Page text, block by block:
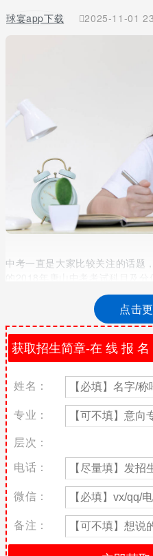
球宴app下载 2025-11-01
中考一直是大家比较关注的话题
2018年唐山中考总分
考试科目为6科，包括语文、数
学两门学科)、文科综合(包括思
分630分。(石家庄中考还会计入
文化课考试总分600分。
唐山中考考试科目及分值
(1)考试科目及分值。语文120分
试30分，笔试部分90分)，理科
综合题30分)，文科综合120分〔
占7分)、历史45分，综合题30分
学科的命题范围是义务教育《思
定的法律、国情教育两个模块教
间的国内外重大时事政治，以及
常识(试行)》(初中版，人民出版
点击
姓名：
专业：
层次：
电话：
微信：
备注：